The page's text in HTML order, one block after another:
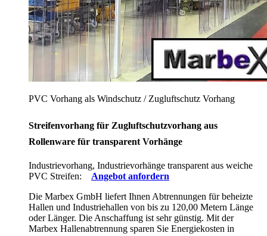
PVC Vorhang als Windschutz / Zugluftschutz Vorhang
Streifenvorhang für Zugluftschutzvorhang aus
Rollenware für transparent Vorhänge
Industrievorhang, Industrievorhänge transparent aus weiche
PVC Streifen:
Angebot anfordern
Die Marbex GmbH liefert Ihnen Abtrennungen für beheizte
Hallen und Industriehallen von bis zu 120,00 Metern Länge
oder Länger. Die Anschaffung ist sehr günstig. Mit der
Marbex Hallenabtrennung sparen Sie Energiekosten in